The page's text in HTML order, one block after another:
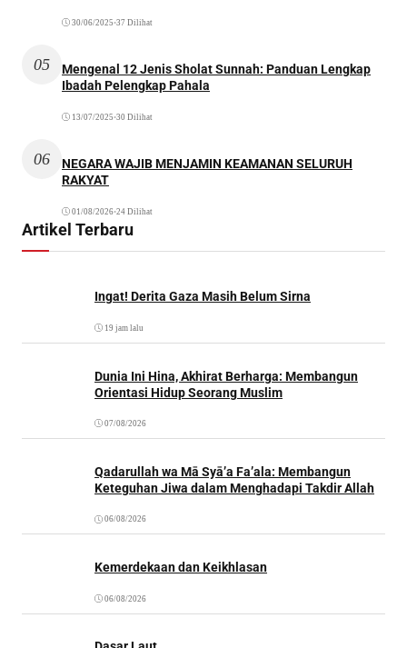
30/06/2025 •37 Dilihat
05
Mengenal 12 Jenis Sholat Sunnah: Panduan Lengkap
Ibadah Pelengkap Pahala
13/07/2025 •30 Dilihat
06
NEGARA WAJIB MENJAMIN KEAMANAN SELURUH
RAKYAT
01/08/2026•24 Dilihat
Artikel Terbaru
Ingat! Derita Gaza Masih Belum Sirna
19 jam lalu
Dunia Ini Hina, Akhirat Berharga: Membangun
Orientasi Hidup Seorang Muslim
07/08/2026
Qadarullah wa Mā Syā’a Fa’ala: Membangun
Keteguhan Jiwa dalam Menghadapi Takdir Allah
06/08/2026
Kemerdekaan dan Keikhlasan
06/08/2026